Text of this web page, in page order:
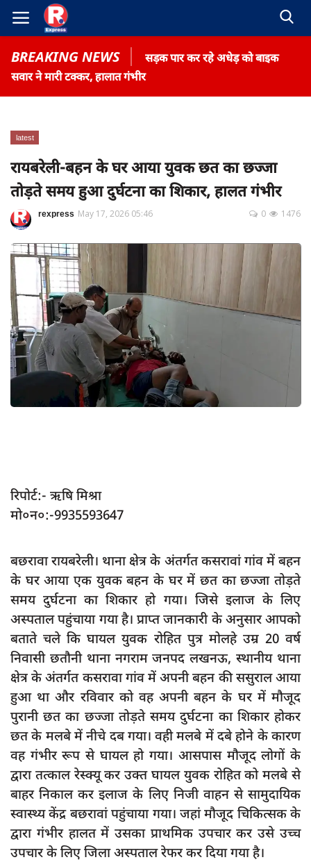
BREAKING NEWS
सड़क पार कर रहे अधेड़ को बाइक
सवार ने मारी टक्कर, हालात गंभीर
Home
Contact
Terms & Conditions
रोजगार समाचार
About US
Privacy Policy
App verify
समस्या
Covid-19
अपराध
साक्षात्कार
खेल
latest
प्रशासनिक
दुर्घटना
editors-pick
other
Login
Register
English
latest
रायबरेली-बहन के घर आया युवक छत का छज्जा
तोड़ते समय हुआ दुर्घटना का शिकार, हालत गंभीर
rexpress May 17, 2026 05:46 1476
0
रिपोर्ट:- ऋषि मिश्रा
मो०न०:-9935593647
बछरावा रायबरेली। थाना क्षेत्र के अंतर्गत कसरावां गांव में बहन
के घर आया एक युवक बहन के घर में छत का छज्जा तोड़ते
समय दुर्घटना का शिकार हो गया। जिसे इलाज के लिए
अस्पताल पहुंचाया गया है। प्राप्त जानकारी के अनुसार आपको
बताते चले कि घायल युवक रोहित पुत्र मोलहे उम्र 20 वर्ष
निवासी छतौनी थाना नगराम जनपद लखनऊ, स्थानीय थाना
क्षेत्र के अंतर्गत कसरावा गांव में अपनी बहन की ससुराल आया
हुआ था और रविवार को वह अपनी बहन के घर में मौजूद
पुरानी छत का छज्जा तोड़ते समय दुर्घटना का शिकार होकर
छत के मलबे में नीचे दब गया। वही मलबे में दबे होने के कारण
वह गंभीर रूप से घायल हो गया। आसपास मौजूद लोगों के
द्वारा तत्काल रेस्क्यू कर उक्त घायल युवक रोहित को मलबे से
बाहर निकाल कर इलाज के लिए निजी वाहन से सामुदायिक
स्वास्थ्य केंद्र बछरावां पहुंचाया गया। जहां मौजूद चिकित्सक के
द्वारा गंभीर हालत में उसका प्राथमिक उपचार कर उसे उच्च
उपचार के लिए जिला अस्पताल रेफर कर दिया गया है।